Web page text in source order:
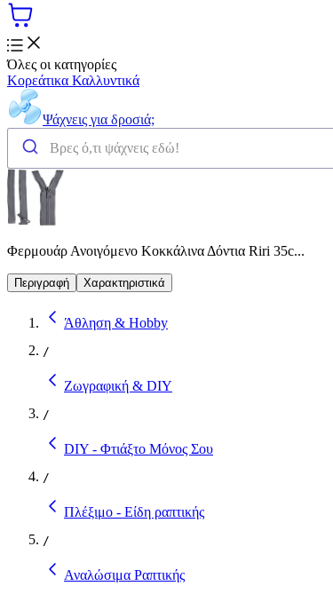
Όλες οι κατηγορίες
Κορεάτικα Καλλυντικά
Ψάχνεις για δροσιά;
Φερμουάρ Ανοιγόμενο Κοκκάλινα Δόντια Riri 35c...
Περιγραφή Χαρακτηριστικά
Άθληση & Hobby
/
Ζωγραφική & DIY
/
DIY - Φτιάξτο Μόνος Σου
/
Πλέξιμο - Είδη ραπτικής
/
Αναλώσιμα Ραπτικής